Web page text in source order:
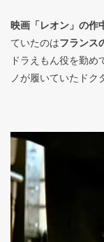
映画「レオン」の作
ていたのはフランス
ドラえもん役を勤
ノが履いていたドク